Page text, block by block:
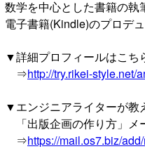
数学を中心とした書籍の執
電子書籍(Kindle)のプロデ
▼詳細プロフィールはこち
⇒http://try.rikei-style.net/
▼エンジニアライターが教
「出版企画の作り方」メ
⇒https://mail.os7.biz/